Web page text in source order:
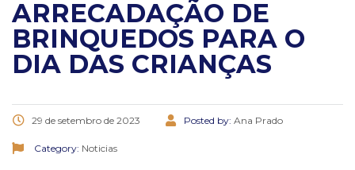
ARRECADAÇÃO DE
BRINQUEDOS PARA O
DIA DAS CRIANÇAS
29 de setembro de 2023 Posted by: Ana Prado
Category: Noticias